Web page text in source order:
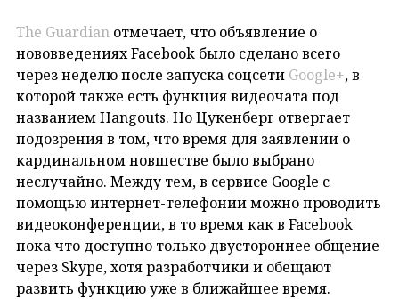
The Guardian отмечает, что объявление о
нововведениях Facebook было сделано всего
через неделю после запуска соцсети Google+, в
которой также есть функция видеочата под
названием Hangouts. Но Цукенберг отвергает
подозрения в том, что время для заявлении о
кардинальном новшестве было выбрано
неслучайно. Между тем, в сервисе Google с
помощью интернет-телефонии можно проводить
видеоконференции, в то время как в Facebook
пока что доступно только двустороннее общение
через Skype, хотя разработчики и обещают
развить функцию уже в ближайшее время.